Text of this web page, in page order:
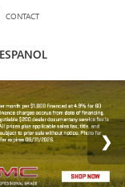
CONTACT
ESPANOL